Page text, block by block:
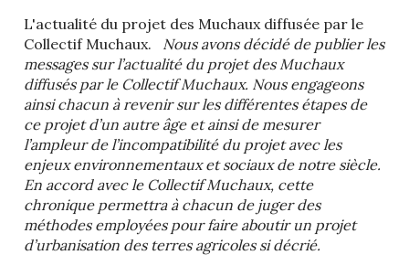
L'actualité du projet des Muchaux diffusée par le
Collectif Muchaux. Nous avons décidé de publier les
messages sur l’actualité du projet des Muchaux
diffusés par le Collectif Muchaux. Nous engageons
ainsi chacun à revenir sur les différentes étapes de
ce projet d’un autre âge et ainsi de mesurer
l’ampleur de l’incompatibilité du projet avec les
enjeux environnementaux et sociaux de notre siècle.
En accord avec le Collectif Muchaux, cette
chronique permettra à chacun de juger des
méthodes employées pour faire aboutir un projet
d’urbanisation des terres agricoles si décrié.